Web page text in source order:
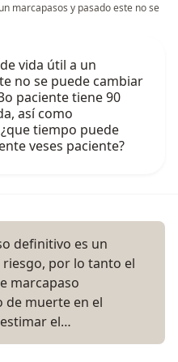
marcapasos y pasado este no se
vida útil a un
no se puede cambiar
paciente tiene 90
así como
tiempo puede
veses paciente?
definitivo es un
por lo tanto el
marcapaso
de muerte en el
el…